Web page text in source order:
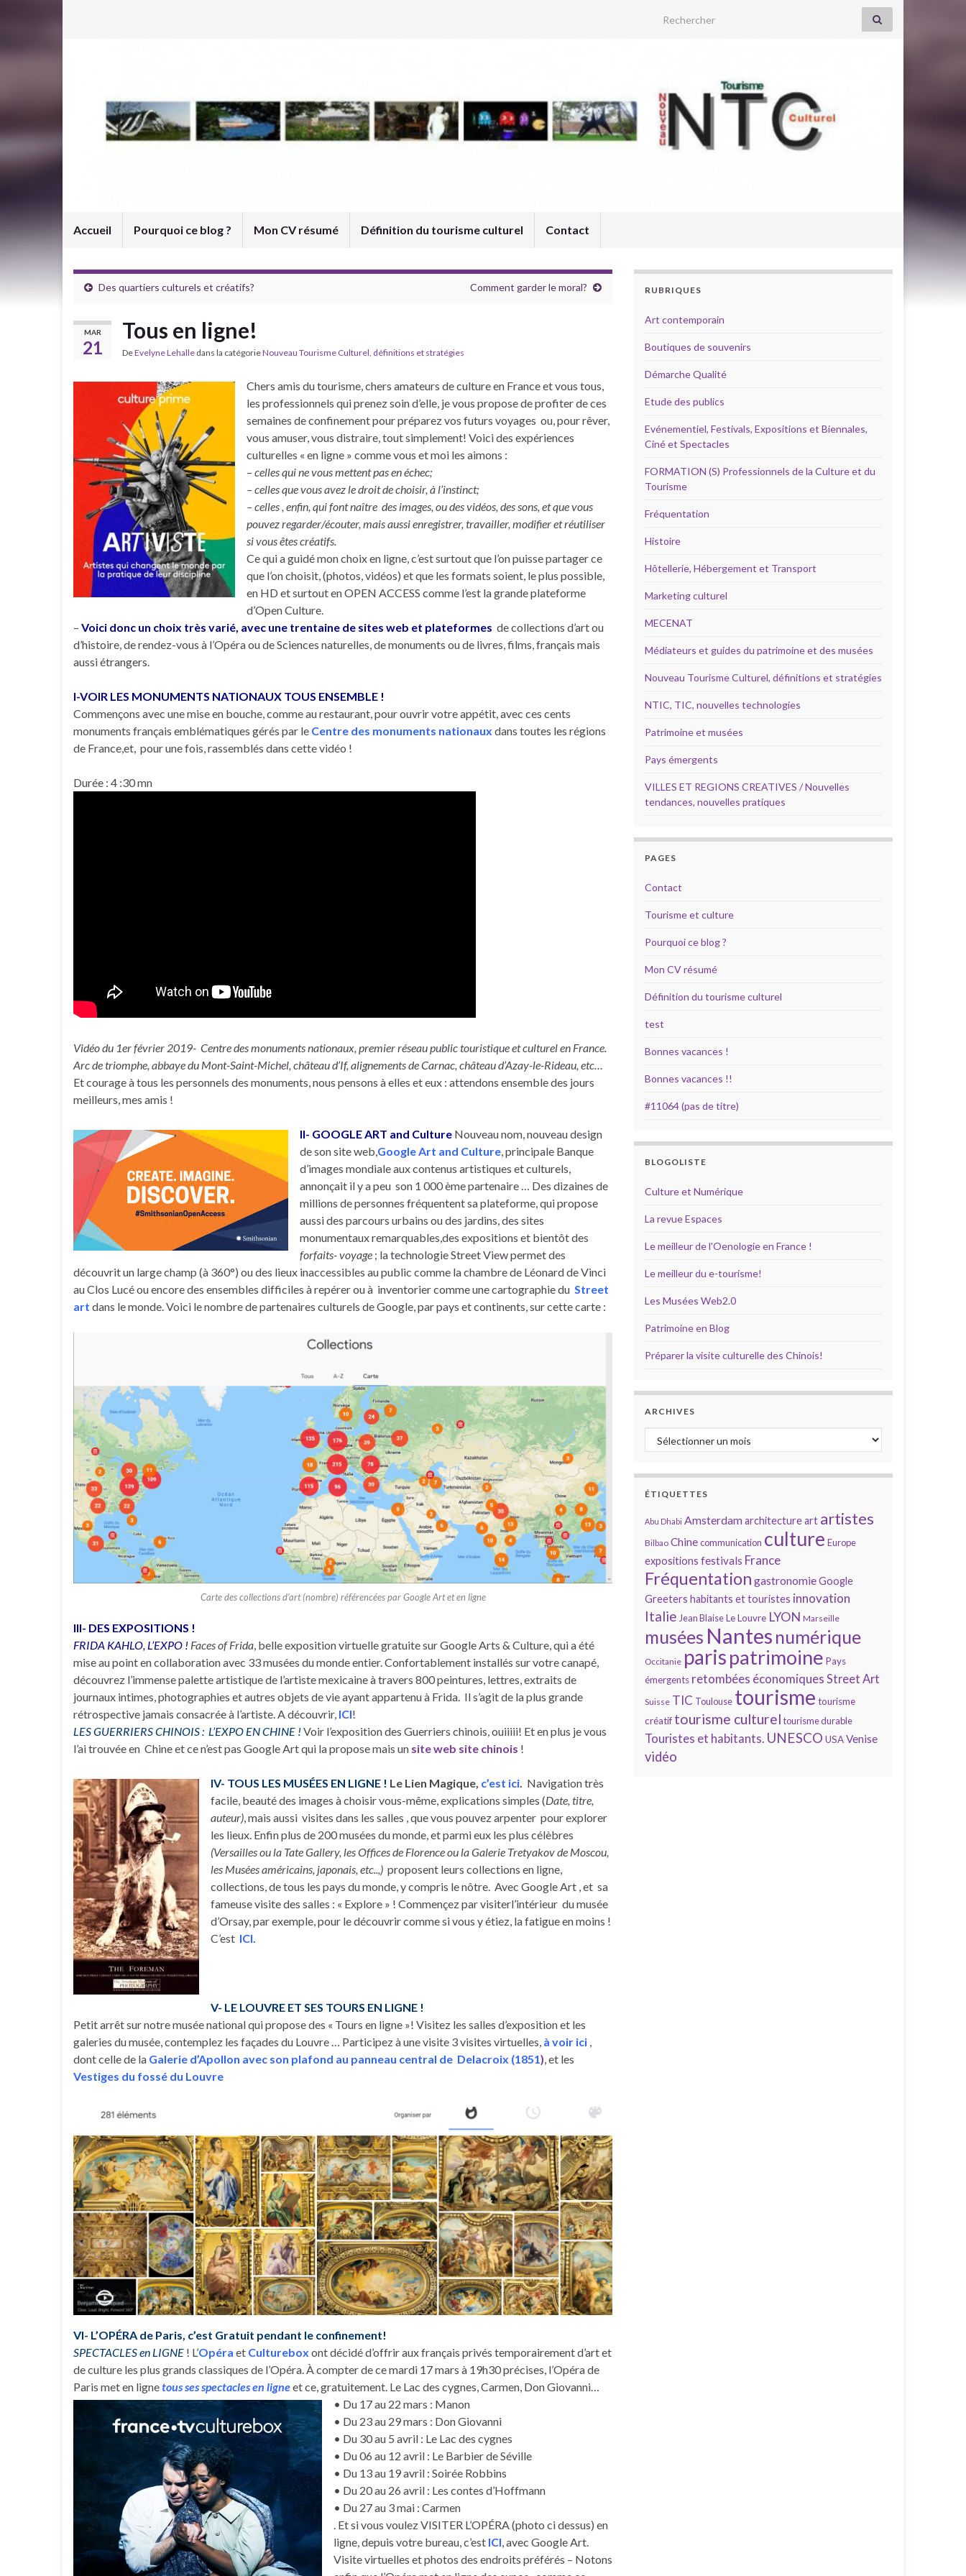
Search for:
Accueil Pourquoi ce blog ? Mon CV résumé Définition du tourisme culturel Contact
Des quartiers culturels et créatifs? Comment garder le moral?
MAR
21
Tous en ligne!
DeEvelyne Lehalle dans la catégorieNouveau Tourisme Culturel, définitions et stratégies
Chers amis du tourisme, chers amateurs de culture en France et vous tous,
les professionnels qui prenez soin d’elle, je vous propose de profiter de ces
semaines de confinement pour préparez vos futurs voyages ou, pour rêver,
vous amuser, vous distraire, tout simplement! Voici des expériences
culturelles « en ligne » comme vous et moi les aimons :
– celles qui ne vous mettent pas en échec;
– celles que vous avez le droit de choisir, à l’instinct;
– celles , enfin, qui font naître des images, ou des vidéos, des sons, et que vous
pouvez regarder/écouter, mais aussi enregistrer, travailler, modifier et réutiliser
si vous êtes créatifs.
Ce qui a guidé mon choix en ligne, c’est surtout que l’on puisse partager ce
que l’on choisit, (photos, vidéos) et que les formats soient, le plus possible,
en HD et surtout en OPEN ACCESS comme l’est la grande plateforme
d’Open Culture.
– Voici donc un choix très varié, avec une trentaine de sites web et plateformes de collections d’art ou
d’histoire, de rendez-vous à l’Opéra ou de Sciences naturelles, de monuments ou de livres, films, français mais
aussi étrangers.
I-VOIR LES MONUMENTS NATIONAUX TOUS ENSEMBLE !
Commençons avec une mise en bouche, comme au restaurant, pour ouvrir votre appétit, avec ces cents
monuments français emblématiques gérés par le Centre des monuments nationaux dans toutes les régions
de France,et, pour une fois, rassemblés dans cette vidéo !
Durée : 4 :30 mn
Vidéo du 1er février 2019- Centre des monuments nationaux, premier réseau public touristique et culturel en France.
Arc de triomphe, abbaye du Mont-Saint-Michel, château d’If, alignements de Carnac, château d’Azay-le-Rideau, etc…
Et courage à tous les personnels des monuments, nous pensons à elles et eux : attendons ensemble des jours
meilleurs, mes amis !
II- GOOGLE ART and Culture Nouveau nom, nouveau design
de son site web,Google Art and Culture, principale Banque
d’images mondiale aux contenus artistiques et culturels,
annonçait il y a peu son 1 000 ème partenaire … Des dizaines de
millions de personnes fréquentent sa plateforme, qui propose
aussi des parcours urbains ou des jardins, des sites
monumentaux remarquables,des expositions et bientôt des
forfaits- voyage ; la technologie Street View permet des
découvrit un large champ (à 360°) ou des lieux inaccessibles au public comme la chambre de Léonard de Vinci
au Clos Lucé ou encore des ensembles difficiles à repérer ou à inventorier comme une cartographie du Street
art dans le monde. Voici le nombre de partenaires culturels de Google, par pays et continents, sur cette carte :
Carte des collections d’art (nombre) référencées par Google Art et en ligne
III- DES EXPOSITIONS !
FRIDA KAHLO, L’EXPO ! Faces of Frida, belle exposition virtuelle gratuite sur Google Arts & Culture, qui a été
mise au point en collaboration avec 33 musées du monde entier. Confortablement installés sur votre canapé,
découvrez l’immense palette artistique de l’artiste mexicaine à travers 800 peintures, lettres, extraits de
journaux intimes, photographies et autres objets de vie ayant appartenu à Frida. Il s’agit de la plus grande
rétrospective jamais consacrée à l’artiste. A découvrir, ICI!
LES GUERRIERS CHINOIS : L’EXPO EN CHINE ! Voir l’exposition des Guerriers chinois, ouiiiii! Et en plus je vous
l’ai trouvée en Chine et ce n’est pas Google Art qui la propose mais un site web site chinois !
IV- TOUS LES MUSÉES EN LIGNE ! Le Lien Magique, c’est ici. Navigation très
facile, beauté des images à choisir vous-même, explications simples (Date, titre,
auteur), mais aussi visites dans les salles , que vous pouvez arpenter pour explorer
les lieux. Enfin plus de 200 musées du monde, et parmi eux les plus célèbres
(Versailles ou la Tate Gallery, les Offices de Florence ou la Galerie Tretyakov de Moscou,
les Musées américains, japonais, etc..,) proposent leurs collections en ligne,
collections, de tous les pays du monde, y compris le nôtre. Avec Google Art , et sa
fameuse visite des salles : « Explore » ! Commençez par visiterl’intérieur du musée
d’Orsay, par exemple, pour le découvrir comme si vous y étiez, la fatigue en moins !
C’est ICI.
V- LE LOUVRE ET SES TOURS EN LIGNE !
Petit arrêt sur notre musée national qui propose des « Tours en ligne »! Visitez les salles d’exposition et les
galeries du musée, contemplez les façades du Louvre … Participez à une visite 3 visites virtuelles, à voir ici ,
dont celle de la Galerie d’Apollon avec son plafond au panneau central de Delacroix (1851), et les
Vestiges du fossé du Louvre
VI- L’OPÉRA de Paris, c’est Gratuit pendant le confinement!
SPECTACLES en LIGNE ! L’Opéra et Culturebox ont décidé d’offrir aux français privés temporairement d’art et
de culture les plus grands classiques de l’Opéra. À compter de ce mardi 17 mars à 19h30 précises, l’Opéra de
Paris met en lignetous ses spectacles en ligneet ce, gratuitement. Le Lac des cygnes, Carmen, Don Giovanni…
• Du 17 au 22 mars : Manon
• Du 23 au 29 mars : Don Giovanni
• Du 30 au 5 avril : Le Lac des cygnes
• Du 06 au 12 avril : Le Barbier de Séville
• Du 13 au 19 avril : Soirée Robbins
• Du 20 au 26 avril : Les contes d’Hoffmann
• Du 27 au 3 mai : Carmen
. Et si vous voulez VISITER L’OPÉRA (photo ci dessus) en
ligne, depuis votre bureau, c’est ICI, avec Google Art.
Visite virtuelles et photos des endroits préférés – Notons
RUBRIQUES
Art contemporain
Boutiques de souvenirs
Démarche Qualité
Etude des publics
Evénementiel, Festivals, Expositions et Biennales,
Ciné et Spectacles
FORMATION (S) Professionnels de la Culture et du
Tourisme
Fréquentation
Histoire
Hôtellerie, Hébergement et Transport
Marketing culturel
MECENAT
Médiateurs et guides du patrimoine et des musées
Nouveau Tourisme Culturel, définitions et stratégies
NTIC, TIC, nouvelles technologies
Patrimoine et musées
Pays émergents
VILLES ET REGIONS CREATIVES / Nouvelles
tendances, nouvelles pratiques
PAGES
Contact
Tourisme et culture
Pourquoi ce blog ?
Mon CV résumé
Définition du tourisme culturel
test
Bonnes vacances !
Bonnes vacances !!
#11064 (pas de titre)
BLOGOLISTE
Culture et Numérique
La revue Espaces
Le meilleur de l'Oenologie en France !
Le meilleur du e-tourisme!
Les Musées Web2.0
Patrimoine en Blog
Préparer la visite culturelle des Chinois!
ARCHIVES
Archives
ÉTIQUETTES
Abu Dhabi Amsterdamarchitectureart artistes
Bilbao Chinecommunication culture Europe
expositions festivals France
Fréquentation gastronomieGoogle
Greeters habitants et touristes innovation
Italie Jean BlaiseLe Louvre LYON Marseille
musées Nantes numérique
Occitanie parispatrimoine Pays
émergents retombées économiques Street Art
Suisse TIC Toulouse tourisme tourisme
créatif tourisme culturel tourisme durable
Touristes et habitants. UNESCO USAVenise
vidéo